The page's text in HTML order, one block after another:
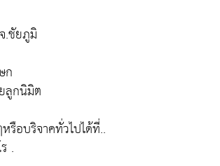
.ชัยภูมิ
ก
ลูกนิมิต
รือบริจาคทั่วไปได้ที่..
.